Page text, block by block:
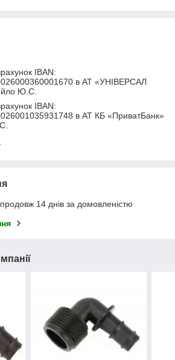
IBAN:
в АТ «УНІВЕРСАЛ
Ю.С.
IBAN:
в АТ КБ «ПриватБанк»
14 днів за домовленістю